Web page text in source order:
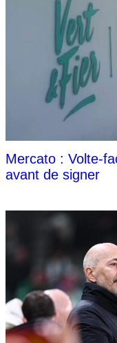
Mercato : Volte-
avant de signer